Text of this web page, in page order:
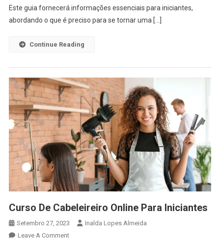
Se
Tornar
Guia
Este guia fornecerá informações essenciais para iniciantes,
abordando o que é preciso para se tornar uma […]
Continue Reading
Curso De Cabeleireiro Online Para Iniciantes
Setembro 27, 2023
Inalda Lopes Almeida
Leave A CommentOn